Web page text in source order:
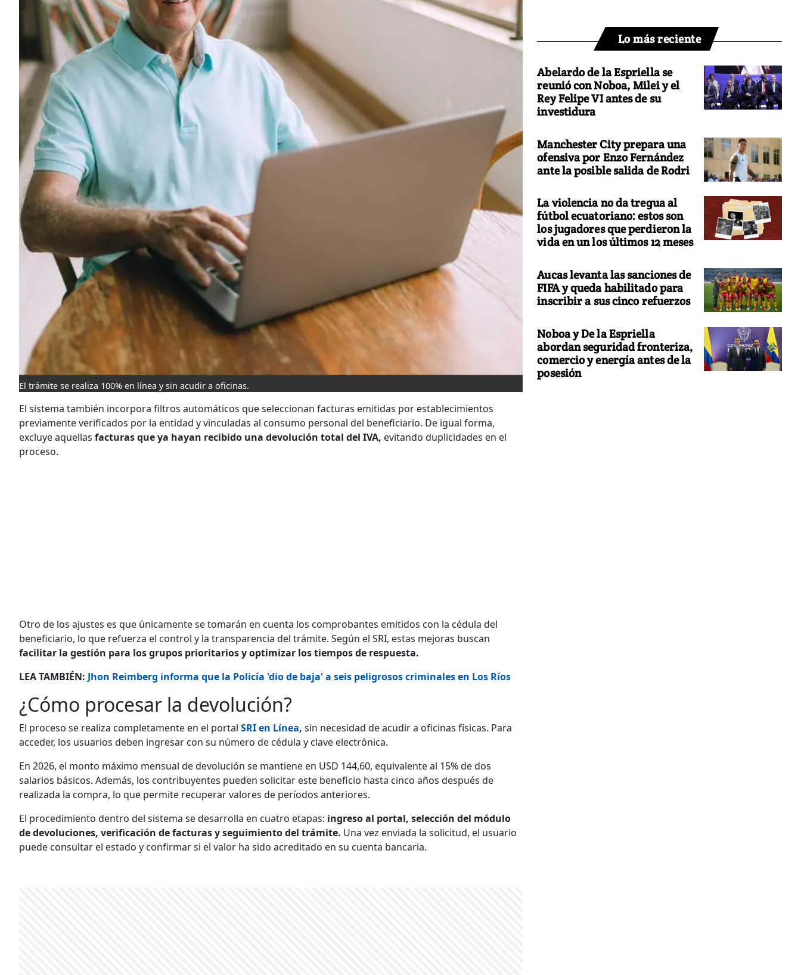
El trámite se realiza 100% en línea y sin acudir a oficinas.
El sistema también incorpora filtros automáticos que seleccionan facturas emitidas por establecimientos
previamente verificados por la entidad y vinculadas al consumo personal del beneficiario. De igual forma,
excluye aquellas facturas que ya hayan recibido una devolución total del IVA, evitando duplicidades en el
proceso.
Otro de los ajustes es que únicamente se tomarán en cuenta los comprobantes emitidos con la cédula del
beneficiario, lo que refuerza el control y la transparencia del trámite. Según el SRI, estas mejoras buscan
facilitar la gestión para los grupos prioritarios y optimizar los tiempos de respuesta.
LEA TAMBIÉN: Jhon Reimberg informa que la Policía 'dio de baja' a seis peligrosos criminales en Los Ríos
¿Cómo procesar la devolución?
El proceso se realiza completamente en el portal SRI en Línea, sin necesidad de acudir a oficinas físicas. Para
acceder, los usuarios deben ingresar con su número de cédula y clave electrónica.
En 2026, el monto máximo mensual de devolución se mantiene en USD 144,60, equivalente al 15% de dos
salarios básicos. Además, los contribuyentes pueden solicitar este beneficio hasta cinco años después de
realizada la compra, lo que permite recuperar valores de períodos anteriores.
El procedimiento dentro del sistema se desarrolla en cuatro etapas: ingreso al portal, selección del módulo
de devoluciones, verificación de facturas y seguimiento del trámite. Una vez enviada la solicitud, el usuario
puede consultar el estado y confirmar si el valor ha sido acreditado en su cuenta bancaria.
Lo más reciente
Abelardo de la Espriella se
reunió con Noboa, Milei y el
Rey Felipe VI antes de su
investidura
Manchester City prepara una
ofensiva por Enzo Fernández
ante la posible salida de Rodri
La violencia no da tregua al
fútbol ecuatoriano: estos son
los jugadores que perdieron la
vida en un los últimos 12 meses
Aucas levanta las sanciones de
FIFA y queda habilitado para
inscribir a sus cinco refuerzos
Noboa y De la Espriella
abordan seguridad fronteriza,
comercio y energía antes de la
posesión